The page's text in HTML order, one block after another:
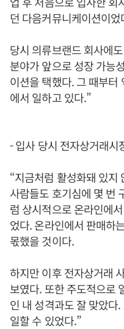
던 다음커뮤니케이션이었
당시 의류브랜드 회사에
분야가 앞으로 성장 가능
이션을 택했다. 그 때부터
에서 일하고 있다.”
- 입사 당시 전자상거래시
“지금처럼 활성화돼 있지
사람들도 호기심에 몇 번
럼 상시적으로 온라인에
었다. 온라인에서 판매하
몫했을 것이다.
하지만 이후 전자상거래
보였다. 또한 주도적으로
인 내 성격과도 잘 맞았다
일할 수 있었다.”